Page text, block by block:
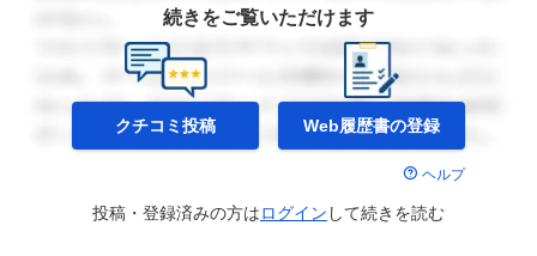
続きをご覧いただけます
クチコミ投稿 Web履歴書の登録
ヘルプ
投稿・登録済みの方はログイン して続きを読む